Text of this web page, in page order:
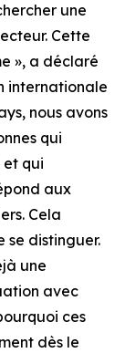
une
Cette
», a déclaré
internationale
nous avons
qui
et qui
aux
Cela
se distinguer.
une
avec
ces
dès le